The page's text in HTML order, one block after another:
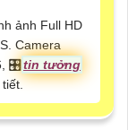
ảnh Full HD
Camera
🎛tin tưởng
tiết.